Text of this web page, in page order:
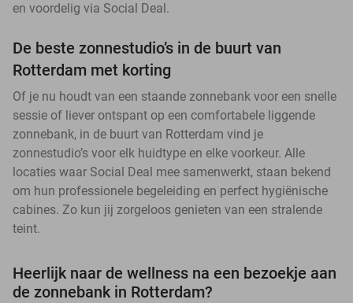
en voordelig via Social Deal.
De beste zonnestudio’s in de buurt van
Rotterdam met korting
Of je nu houdt van een staande zonnebank voor een snelle
sessie of liever ontspant op een comfortabele liggende
zonnebank, in de buurt van Rotterdam vind je
zonnestudio’s voor elk huidtype en elke voorkeur. Alle
locaties waar Social Deal mee samenwerkt, staan bekend
om hun professionele begeleiding en perfect hygiënische
cabines. Zo kun jij zorgeloos genieten van een stralende
teint.
Heerlijk naar de wellness na een bezoekje aan
de zonnebank in Rotterdam?